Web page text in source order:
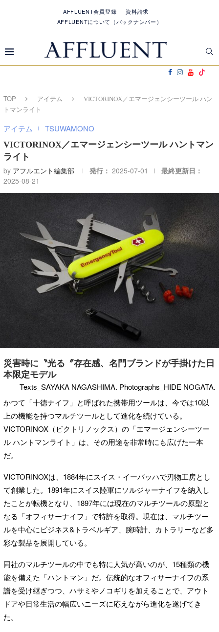
AFFLUENT会員登録
資料請求
AFFLUENTについて（バックナンバー）
TOP アイテム
VICTORINOX／エマージェンシーツール ハン
トマンライト
アイテム TSUWAMONO
VICTORINOX／エマージェンシーツール ハントマン
ライト
by アフルエント編集部 発行： 2025-07-01
最終更新日：
2025-08-21
災害時に〝光る〞存在感、名門ブランドが手掛けた日
本限定モデル
Texts_SAYAKA NAGASHIMA. Photographs_HIDE NOGATA.
かつて「十徳ナイフ」と呼ばれた携帯用ツールは、今では10以
上の機能を持つマルチツールとして進化を続けている。
VICTORINOX（ビクトリノックス）の「エマージェンシーツー
ル ハントマンライト」は、その用途を非常時にも広げた一本
だ。
VICTORINOXは、1884年にスイス・イーバッハで刃物工房とし
て創業した。1891年にスイス陸軍にソルジャーナイフを納入し
たことが転機となり、1897年には現在のマルチツールの原型と
なる「オフィサーナイフ」で特許を取得。現在は、マルチツー
ルを中心にビジネス&トラベルギア、腕時計、カトラリーなど多
彩な製品を展開している。
同社のマルチツールの中でも特に人気が高いのが、15種類の機
能を備えた「ハントマン」だ。伝統的なオフィサーナイフの系
譜を受け継ぎつつ、ハサミやノコギリを加えることで、アウト
ドアや日常生活の幅広いニーズに応えながら進化を遂げてき
た。